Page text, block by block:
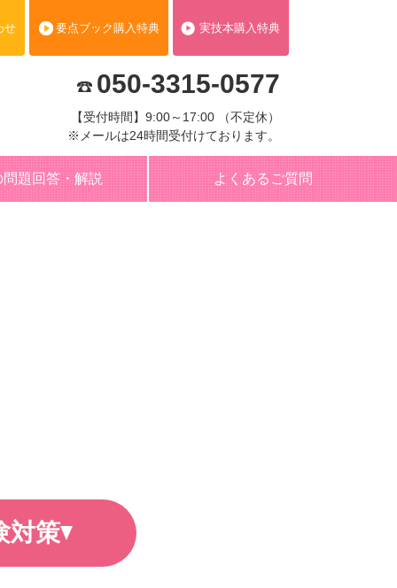
せ 要点ブック購入特典 実技本購入特典
050-3315-0577
【受付時間】9:00～17:00 （不定休）
※メールは24時間受付けております。
問題回答・解説 よくあるご質問
対策